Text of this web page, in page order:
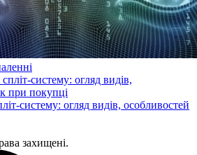
систему: огляд видів, особливостей
захищені.